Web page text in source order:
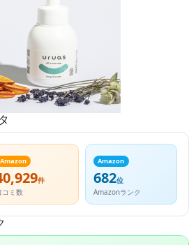
Amazon
件
コミ数
Amazon
682位
Amazonランク